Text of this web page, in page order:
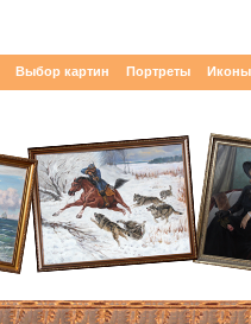
Выбор картин Портреты Иконы